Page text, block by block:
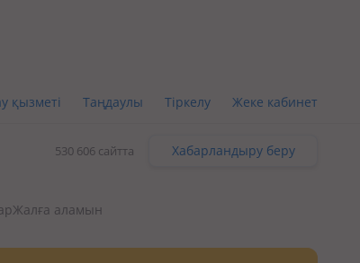
қызметі Таңдаулы Тіркелу Жеке кабинет
530 606 сайтта Хабарландыру беру
Жалға аламын